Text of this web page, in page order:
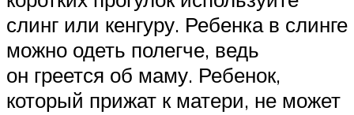
слинг или кенгуру. Ребенка в слинге
можно одеть полегче, ведь
он греется об маму. Ребенок,
который прижат к матери, не может